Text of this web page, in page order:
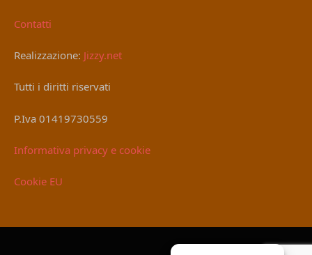
Contatti
Realizzazione: Jizzy.net
Tutti i diritti riservati
P.Iva 01419730559
Informativa privacy e cookie
Cookie EU